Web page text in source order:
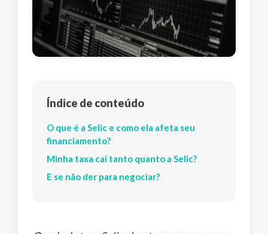
Índice de conteúdo
O que é a Selic e como ela afeta seu
financiamento?
Minha taxa cai tanto quanto a Selic?
E se não der para negociar?